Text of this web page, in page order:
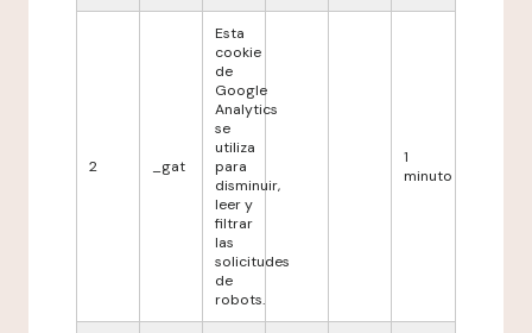
2 _gat
Esta
cookie
de
Google
Analytics
se
utiliza
para
disminuir,
leer y
filtrar
las
solicitudes
de
robots.
1
minuto